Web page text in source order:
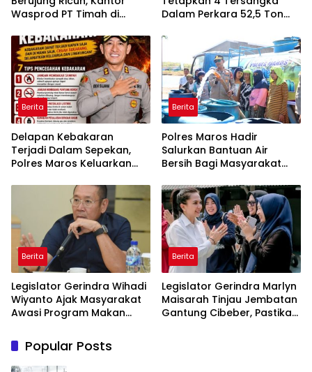
Wasprod PT Timah di
Dalam Perkara 52,5 Ton
Belitung
Berita
Delapan Kebakaran
Terjadi Dalam Sepekan,
Polres Maros Keluarkan
Masyarakat
Berita
Polres Maros Hadir
Salurkan Bantuan Air
Bersih Bagi Masyarakat
Di Maros
Berita
Legislator Gerindra Wihadi
Wiyanto Ajak Masyarakat
Awasi Program Makan
Sasaran
Berita
Legislator Gerindra Marlyn
Maisarah Tinjau Jembatan
Gantung Cibeber, Pastikan
Popular Posts